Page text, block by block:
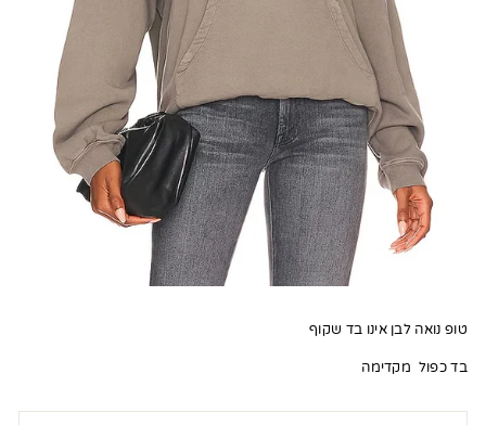
טופ נואה לבן אינו בד שקוף
בד כפול מקדימה